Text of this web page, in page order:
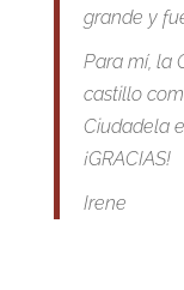
grande y
Para mí, la
castillo
Ciudadela
¡GRACIAS!
Irene